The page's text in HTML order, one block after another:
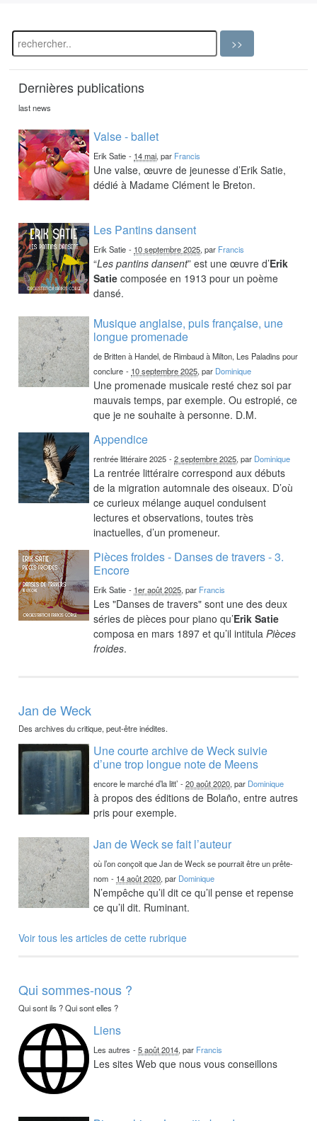
Dernières publications
last news
Valse - ballet
Erik Satie - 14 mai, par Francis
Une valse, œuvre de jeunesse d’Erik Satie,
dédié à Madame Clément le Breton.
Les Pantins dansent
Erik Satie - 10 septembre 2025, par Francis
“Les pantins dansent” est une œuvre d’Erik
Satie composée en 1913 pour un poème
dansé.
Musique anglaise, puis française, une
longue promenade
de Britten à Handel, de Rimbaud à Milton, Les Paladins pour
conclure - 10 septembre 2025, par Dominique
Une promenade musicale resté chez soi par
mauvais temps, par exemple. Ou estropié, ce
que je ne souhaite à personne. D.M.
Appendice
rentrée littéraire 2025 -2 septembre 2025, par Dominique
La rentrée littéraire correspond aux débuts
de la migration automnale des oiseaux. D’où
ce curieux mélange auquel conduisent
lectures et observations, toutes très
inactuelles, d’un promeneur.
Pièces froides - Danses de travers - 3.
Encore
Erik Satie - 1er août 2025, par Francis
Les "Danses de travers" sont une des deux
séries de pièces pour piano qu’Erik Satie
composa en mars 1897 et qu’il intitulaPièces
froides.
Jan de Weck
Des archives du critique, peut-être inédites.
Une courte archive de Weck suivie
d’une trop longue note de Meens
encore le marché d’la litt’ -20 août 2020, par Dominique
à propos des éditions de Bolaño, entre autres
pris pour exemple.
Jan de Weck se fait l’auteur
où l’on conçoit que Jan de Weck se pourrait être un prête-
nom - 14 août 2020, par Dominique
N’empêche qu’il dit ce qu’il pense et repense
ce qu’il dit. Ruminant.
Voir tous les articles de cette rubrique
Qui sommes-nous ?
Qui sont ils ? Qui sont elles ?
Liens
Les autres -5 août 2014, par Francis
Les sites Web que nous vous conseillons